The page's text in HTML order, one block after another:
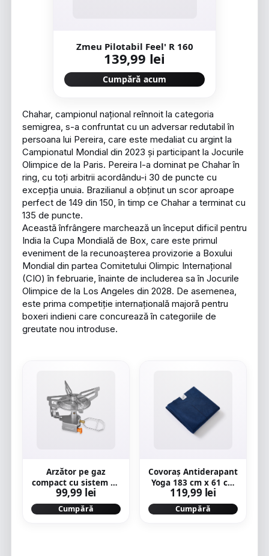
Zmeu Pilotabil Feel' R 160
139,99 lei
Cumpără acum
Chahar, campionul național reînnoit la categoria
semigrea, s-a confruntat cu un adversar redutabil în
persoana lui Pereira, care este medaliat cu argint la
Campionatul Mondial din 2023 și participant la Jocurile
Olimpice de la Paris. Pereira l-a dominat pe Chahar în
ring, cu toți arbitrii acordându-i 30 de puncte cu
excepția unuia. Brazilianul a obținut un scor aproape
perfect de 149 din 150, în timp ce Chahar a terminat cu
135 de puncte.
Această înfrângere marchează un început dificil pentru
India la Cupa Mondială de Box, care este primul
eveniment de la recunoașterea provizorie a Boxului
Mondial din partea Comitetului Olimpic Internațional
(CIO) în februarie, înainte de includerea sa în Jocurile
Olimpice de la Los Angeles din 2028. De asemenea,
este prima competiție internațională majoră pentru
boxeri indieni care concurează în categoriile de
greutate nou introduse.
Arzător pe gaz
compact cu sistem de
aprindere piezo
MT100
99,99 lei
Cumpără
Covoraș Antiderapant
Yoga 183 cm x 61 cm
x 1 mm Albastru
119,99 lei
Cumpără